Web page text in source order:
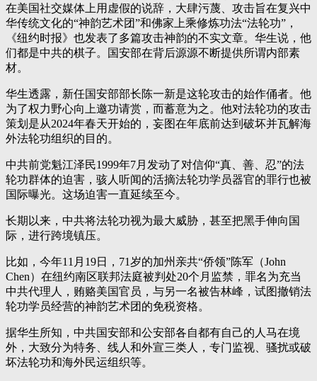
在美国社交媒体上用虚假的说辞，大肆污蔑、攻击旨在复兴中
华传统文化的“神韵艺术团”和佛家上乘修炼功法“法轮功”，
《纽约时报》也发表了多篇攻击神韵的不实文章。华生说，他
们都是中共的棋子。国安部在背后源源不断提供所谓内部素
材。
华生透露，新任国安部部长陈一新是这轮攻击的始作俑者。他
为了权力野心向上邀功请赏，而蓄意为之。他对法轮功的攻击
策划是从2024年春天开始的，妄图在年底前达到破坏并瓦解海
外法轮功组织的目的。
中共前党魁江泽民1999年7月发动了对信仰“真、善、忍”的法
轮功群体的迫害，骇人听闻的活摘法轮功学员器官的罪行也被
国际曝光。这场迫害一直延续至今。
长期以来，中共将法轮功视为最大威胁，甚至把黑手伸向国
际，进行跨境镇压。
比如，今年11月19日，71岁的加州亲共“侨领”陈军（John
Chen）在纽约南区联邦法庭被判处20个月监禁，罪名为充当
中共代理人，贿赂美国官员，与另一名被告林峰，试图撤销法
轮功学员经营的神韵艺术团的免税资格。
据华生所知，中共国安部和公安部各自都有自己的人马在境
外，大致分为特务、线人和外宣三类人，专门监视、骚扰或破
坏法轮功和海外民运组织等。